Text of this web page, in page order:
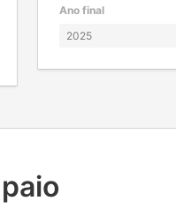
Ano final